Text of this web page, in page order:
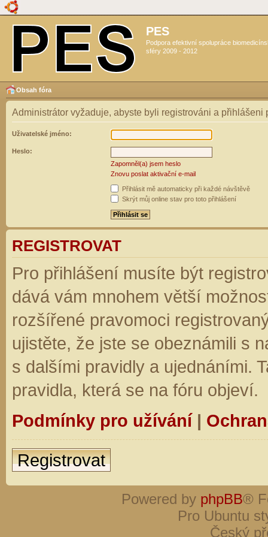
PES
Podpora efektivní spolupráce
sféry 2009 - 2012
Obsah fóra
Administrátor vyžaduje, abyste byli registrováni a přihlášeni
Uživatelské jméno:
Heslo:
Zapomněl(a) jsem heslo
Znovu poslat aktivační e-mail
Přihlásit mě automaticky při každé návštěvě
Skrýt můj online stav pro toto přihlášení
REGISTROVAT
Pro přihlášení musíte být
dává vám mnohem větší
rozšířené pravomoci
ujistěte, že jste se obeznámili s
s dalšími pravidly a ujednáními.
pravidla, která se na fóru objeví.
Podmínky pro užívání|
Registrovat
Powered by phpBB®
Pro Ubuntu
Český